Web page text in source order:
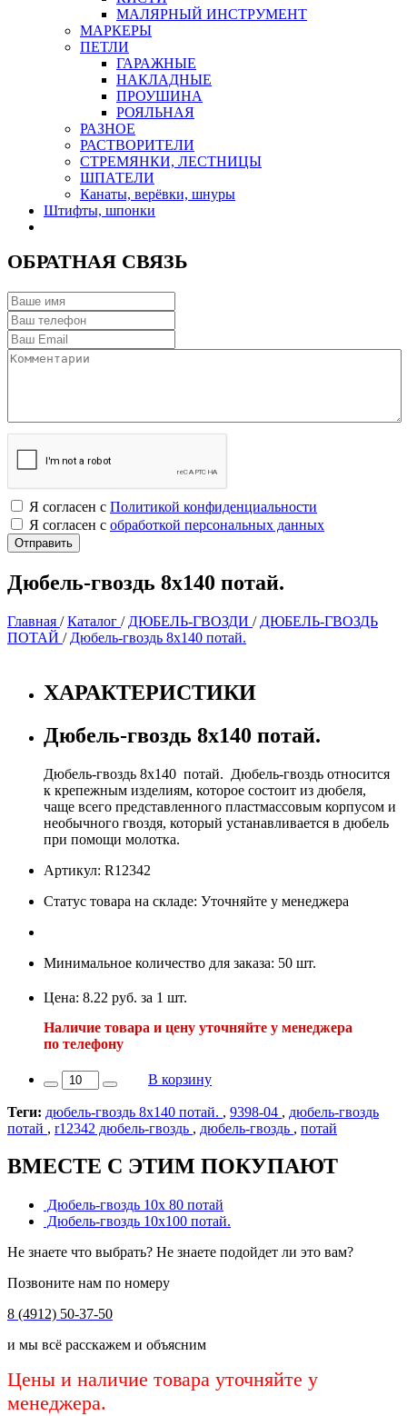
МАЛЯРНЫЙ ИНСТРУМЕНТ
МАРКЕРЫ
ПЕТЛИ
ГАРАЖНЫЕ
НАКЛАДНЫЕ
ПРОУШИНА
РОЯЛЬНАЯ
РАЗНОЕ
РАСТВОРИТЕЛИ
СТРЕМЯНКИ, ЛЕСТНИЦЫ
ШПАТЕЛИ
Канаты, верёвки, шнуры
Штифты, шпонки
ОБРАТНАЯ СВЯЗЬ
Я согласен с Политикой конфиденциальности
Я согласен с обработкой персональных данных
Дюбель-гвоздь 8х140 потай.
Главная /Каталог / ДЮБЕЛЬ-ГВОЗДИ / ДЮБЕЛЬ-ГВОЗДЬ
ПОТАЙ / Дюбель-гвоздь 8х140 потай.
ХАРАКТЕРИСТИКИ
Дюбель-гвоздь 8х140 потай.
Дюбель-гвоздь 8х140 потай. Дюбель-гвоздь относится
к крепежным изделиям, которое состоит из дюбеля,
чаще всего представленного пластмассовым корпусом и
необычного гвоздя, который устанавливается в дюбель
при помощи молотка.
Артикул: R12342
Статус товара на складе: Уточняйте у менеджера
Минимальное количество для заказа: 50 шт.
Цена: 8.22 руб. за 1 шт.
Наличие товара и цену уточняйте у менеджера
по телефону
В корзину
Теги: дюбель-гвоздь 8х140 потай. , 9398-04 , дюбель-гвоздь
потай , r12342 дюбель-гвоздь , дюбель-гвоздь , потай
ВМЕСТЕ С ЭТИМ ПОКУПАЮТ
Дюбель-гвоздь 10х 80 потай
Дюбель-гвоздь 10х100 потай.
Не знаете что выбрать? Не знаете подойдет ли это вам?
Позвоните нам по номеру
8 (4912) 50-37-50
и мы всё расскажем и объясним
Цены и наличие товара уточняйте у
менеджера.